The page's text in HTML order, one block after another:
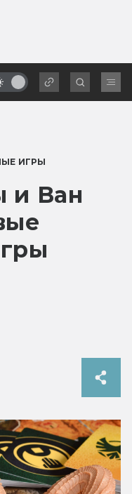
ИГРЫ
и Ван